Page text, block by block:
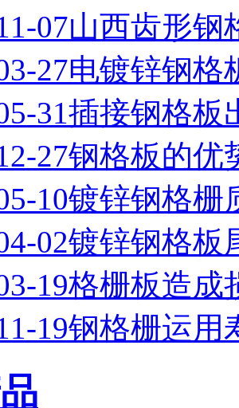
07山西齿形钢
27电镀锌钢格
31插接钢格板
27钢格板的优
10镀锌钢格栅
02镀锌钢格板
19格栅板造成
19钢格栅运用